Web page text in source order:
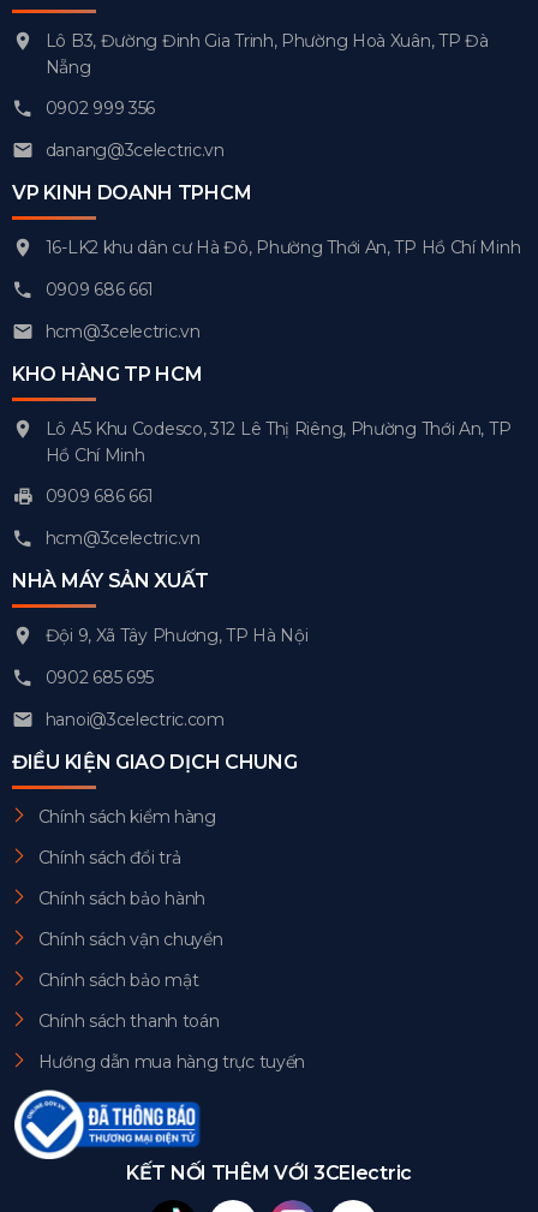
Lô B3, Đường Đinh Gia Trinh, Phường Hoà Xuân, TP Đà
Nẵng
0902 999 356
danang@3celectric.vn
VP KINH DOANH TPHCM
16-LK2 khu dân cư Hà Đô, Phường Thới An, TP Hồ Chí Minh
0909 686 661
hcm@3celectric.vn
KHO HÀNG TP HCM
Lô A5 Khu Codesco, 312 Lê Thị Riêng, Phường Thới An, TP
Hồ Chí Minh
0909 686 661
hcm@3celectric.vn
NHÀ MÁY SẢN XUẤT
Đội 9, Xã Tây Phương, TP Hà Nội
0902 685 695
hanoi@3celectric.com
ĐIỀU KIỆN GIAO DỊCH CHUNG
Chính sách kiểm hàng
Chính sách đổi trả
Chính sách bảo hành
Chính sách vận chuyển
Chính sách bảo mật
Chính sách thanh toán
Hướng dẫn mua hàng trực tuyến
KẾT NỐI THÊM VỚI 3CElectric